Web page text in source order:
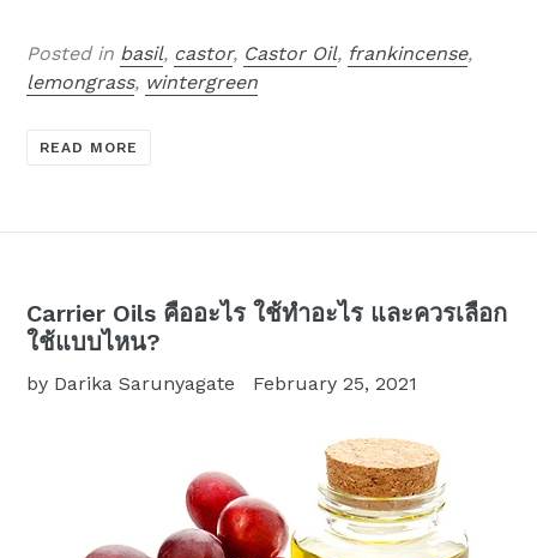
Posted in basil, castor, Castor Oil, frankincense,
lemongrass, wintergreen
READ MORE
Carrier Oils คืออะไร ใช้ทำอะไร และควรเลือก
ใช้แบบไหน?
by Darika Sarunyagate February 25, 2021